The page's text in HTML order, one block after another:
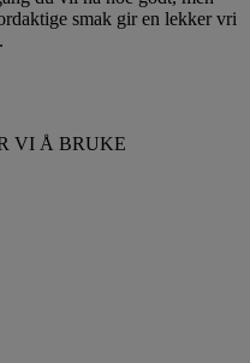
smak gir en lekker vri
VI Å BRUKE